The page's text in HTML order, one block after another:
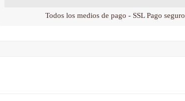
Todos los medios de pago - SSL Pago seguro